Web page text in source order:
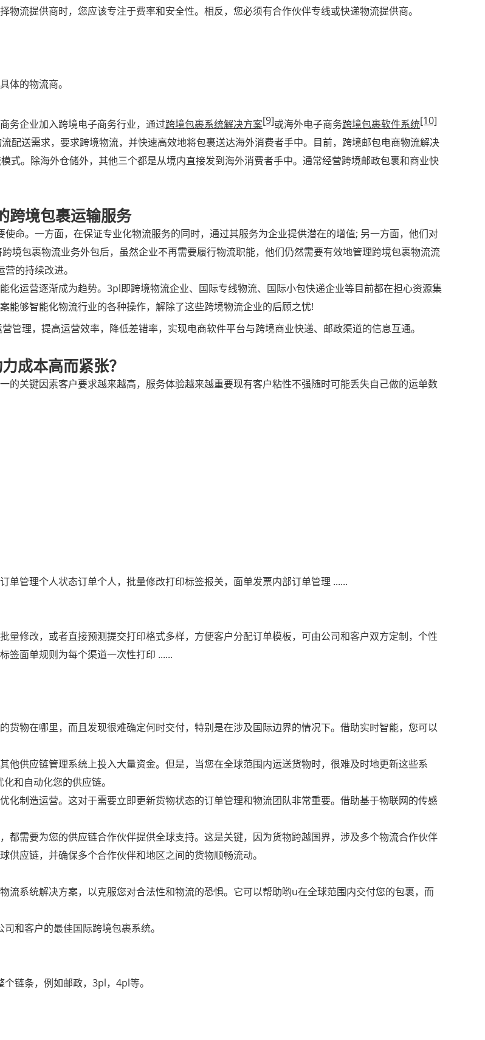
流提供商时，您应该专注于费率和安全性。相反，您必须有合作伙伴专线或快递物流提供商。
体的物流商。
务企业加入跨境电子商务行业，通过跨境包裹系统解决方案[9]或海外电子商务跨境包裹软件系统[10]
配送需求，要求跨境物流，并快速高效地将包裹送达海外消费者手中。目前，跨境邮包电商物流解决
式。除海外仓储外，其他三个都是从境内直接发到海外消费者手中。通常经营跨境邮政包裹和商业快
跨境包裹运输服务
命。一方面，在保证专业化物流服务的同时，通过其服务为企业提供潜在的增值; 另一方面，他们对
境包裹物流业务外包后，虽然企业不再需要履行物流职能，他们仍然需要有效地管理跨境包裹物流流
的持续改进。
化运营逐渐成为趋势。3pl即跨境物流企业、国际专线物流、国际小包快递企业等目前都在担心资源集
够智能化物流行业的各种操作，解除了这些跨境物流企业的后顾之忧!
管理，提高运营效率，降低差错率，实现电商软件平台与跨境商业快递、邮政渠道的信息互通。
成本高而紧张？
关键因素客户要求越来越高，服务体验越来越重要现有客户粘性不强随时可能丢失自己做的运单数
管理个人状态订单个人，批量修改打印标签报关，面单发票内部订单管理 ......
修改，或者直接预测提交打印格式多样，方便客户分配订单模板，可由公司和客户双方定制，个性
签面单规则为每个渠道一次性打印 ......
货物在哪里，而且发现很难确定何时交付，特别是在涉及国际边界的情况下。借助实时智能，您可以
供应链管理系统上投入大量资金。但是，当您在全球范围内运送货物时，很难及时地更新这些系
和自动化您的供应链。
制造运营。这对于需要立即更新货物状态的订单管理和物流团队非常重要。借助基于物联网的传感
需要为您的供应链合作伙伴提供全球支持。这是关键，因为货物跨越国界，涉及多个物流合作伙伴
应链，并确保多个合作伙伴和地区之间的货物顺畅流动。
流系统解决方案，以克服您对合法性和物流的恐惧。它可以帮助哟u在全球范围内交付您的包裹，而
和客户的最佳国际跨境包裹系统。
链条，例如邮政，3pl，4pl等。